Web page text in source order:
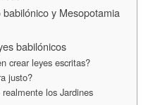
y Mesopotamia
babilónicos
crear leyes escritas?
justo?
los Jardines